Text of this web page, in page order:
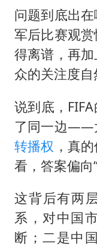
问题到底出
军后比赛观
得离谱，再
众的关注度自
说到底，
了同一边——
转播权 ，真
看，答案偏向“
这背后有两
系，对中国
断；二是中